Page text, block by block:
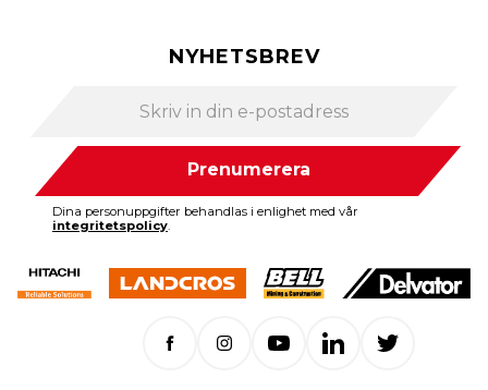
NYHETSBREV
Prenumerera
Dina personuppgifter behandlas i enlighet med vår
integritetspolicy.